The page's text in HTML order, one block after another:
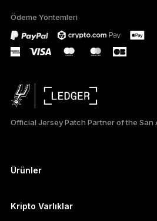
FRANÇAIS
DEUTSCH
ESPAÑOL
РУССКИЙ
日本語
Ödeme Yöntemleri
Official Jersey Patch Partner of the San
Ürünler
Donanım Cüzdan
Kripto Varlıklar